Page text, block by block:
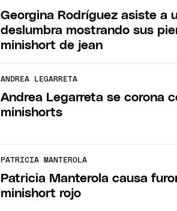
Georgina Rodríguez asiste a
deslumbra mostrando sus
minishort de jean
ANDREA LEGARRETA
Andrea Legarreta se corona
minishorts
PATRICIA MANTEROLA
Patricia Manterola causa
minishort rojo